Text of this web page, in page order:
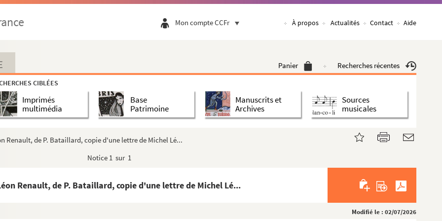
Mon compte CCFr À propos Actualités Contact Aide
Panier Recherches récentes
CIBLÉES
Imprimés
multimédia
Base
Patrimoine
Manuscrits et
Archives
Sources
musicales
Renault, de P. Bataillard, copie d'une lettre de Michel Lé...
Notice 1 sur 1
Renault, de P. Bataillard, copie d'une lettre de Michel Lé...
Modifié le : 02/07/2026
plus souvent, tracts imprimés
et l'administration
du Festival du Trocadéro le 20 juin 1901....
Henriette Quinet